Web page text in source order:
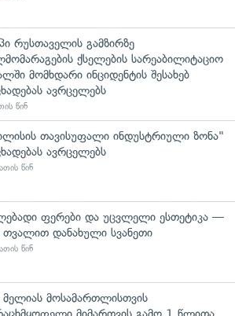
რუსთაველის გამზირზე
ქსელების სარეაბილიტაციო
მომხდარი ინციდენტის შესახებ
ავრცელებს
წინ
თავისუფალი ინდუსტრიული ზონა"
ავრცელებს
წინ
ფერები და უცვლელი ესთეტიკა —
თვალით დანახული სვანეთი
წინ
მელიას მოსამართლისთვის